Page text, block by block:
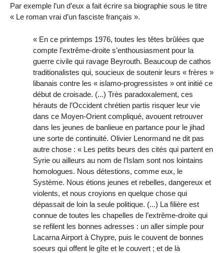
Par exemple l’un d’eux a fait écrire sa biographie sous le titre
« Le roman vrai d’un fasciste français ».
« En ce printemps 1976, toutes les têtes brûlées que
compte l’extrême-droite s’enthousiasment pour la
guerre civile qui ravage Beyrouth. Beaucoup de cathos
traditionalistes qui, soucieux de soutenir leurs « frères »
libanais contre les « islamo-progressistes » ont initié ce
début de croisade. (...) Très paradoxalement, ces
hérauts de l’Occident chrétien partis risquer leur vie
dans ce Moyen-Orient compliqué, avouent retrouver
dans les jeunes de banlieue en partance pour le jihad
une sorte de continuité. Olivier Lenormand ne dit pas
autre chose : « Les petits beurs des cités qui partent en
Syrie ou ailleurs au nom de l’Islam sont nos lointains
homologues. Nous détestions, comme eux, le
Système. Nous étions jeunes et rebelles, dangereux et
violents, et nous croyions en quelque chose qui
dépassait de loin la seule politique. (...) La filière est
connue de toutes les chapelles de l’extrême-droite qui
se refilent les bonnes adresses : un aller simple pour
Lacarna Airport à Chypre, puis le couvent de bonnes
soeurs qui offent le gîte et le couvert ; et de là